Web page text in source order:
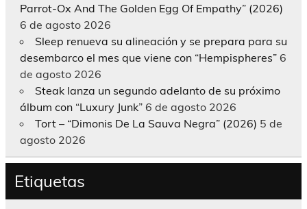
Parrot-Ox And The Golden Egg Of Empathy” (2026)
6 de agosto 2026
Sleep renueva su alineación y se prepara para su
desembarco el mes que viene con “Hempispheres” 6
de agosto 2026
Steak lanza un segundo adelanto de su próximo
álbum con “Luxury Junk” 6 de agosto 2026
Tort – “Dimonis De La Sauva Negra” (2026) 5 de
agosto 2026
Etiquetas